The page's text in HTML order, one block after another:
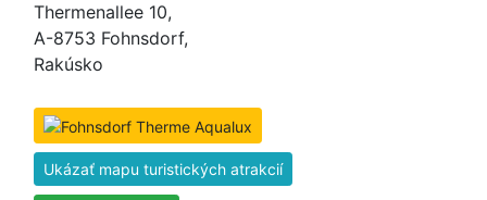
Thermenallee 10,
A-8753 Fohnsdorf,
Rakúsko
Ukázať mapu turistických atrakcií